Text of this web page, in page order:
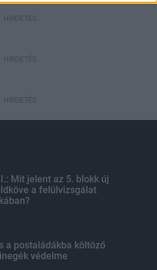
HIRDETÉS
HIRDETÉS
HIRDETÉS
Mit jelent az 5. blokk új
a felülvizsgálat
a postaládákba költöző
védelme